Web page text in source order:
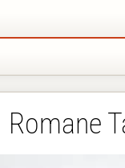
Romane